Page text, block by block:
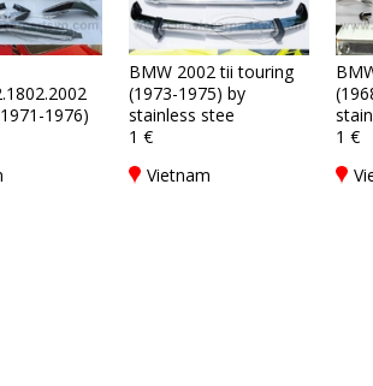
1976)
BMW 2002 tii touring
(1973-1975) by
stainless stee
1 €
Vietnam
1 €